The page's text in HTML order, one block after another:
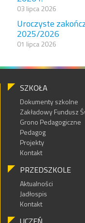
03 lipca 2026
Uroczyste
2025/2026
01 lipca 2026
SZKOŁA
Dokumenty szkolne
Zakładowy Fundusz
Grono Pedagogiczne
Pedagog
Projekty
Kontakt
PRZEDSZKOLE
Aktualności
Jadłospis
Kontakt